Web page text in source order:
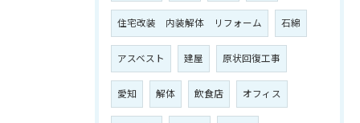
住宅改装 内装解体 リフォーム 石綿
アスベスト 建屋 原状回復工事
愛知 解体 飲食店 オフィス